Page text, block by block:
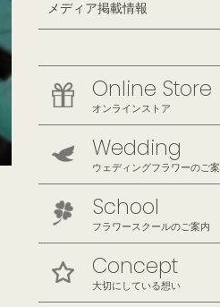
メディア掲載情報
Online Store
オンラインストア
Wedding
ウェディングフラワーのご
School
フラワースクールのご案内
Concept
大切にしている想い